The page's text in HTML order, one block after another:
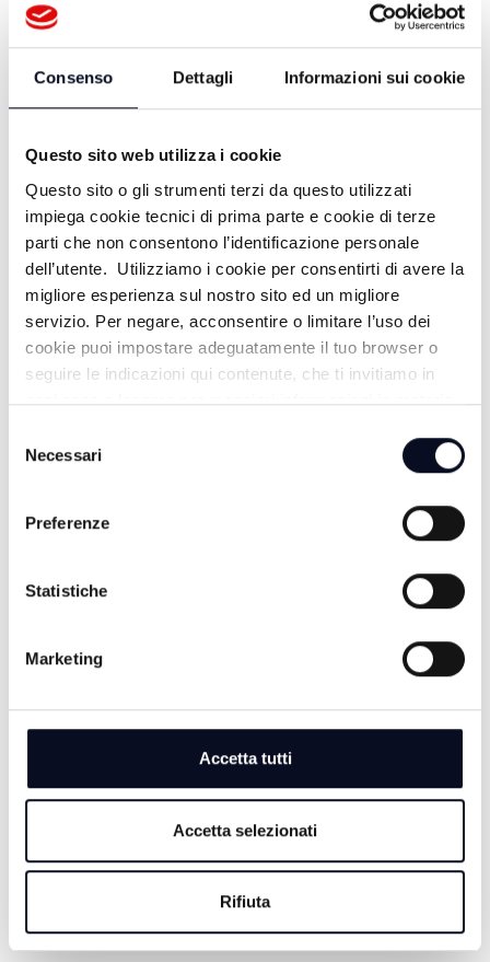
Consenso Dettagli Informazioni sui cookie
Questo sito web utilizza i cookie
Questo sito o gli strumenti terzi da questo utilizzati
impiega cookie tecnici di prima parte e cookie di terze
parti che non consentono l’identificazione personale
dell’utente. Utilizziamo i cookie per consentirti di avere la
migliore esperienza sul nostro sito ed un migliore
servizio. Per negare, acconsentire o limitare l’uso dei
cookie puoi impostare adeguatamente il tuo browser o
seguire le indicazioni qui contenute, che ti invitiamo in
ogni caso a leggere per maggiori informazioni in materia
delNecessari
Preferenze
Statistiche
Marketing
Accetta tutti
Accetta selezionati
Rifiuta
Zattoni
A Casa dei Poeti - Puntata 6 -
Francesco Gabellini
3 ANNI FA
A Casa dei Poeti - Puntata 4 - Roberto
Mercadini
3 ANNI FA
A Casa dei Poeti - Puntata 3 - Annalisa
Teodorani
3 ANNI FA
Gianfranco Lauretano